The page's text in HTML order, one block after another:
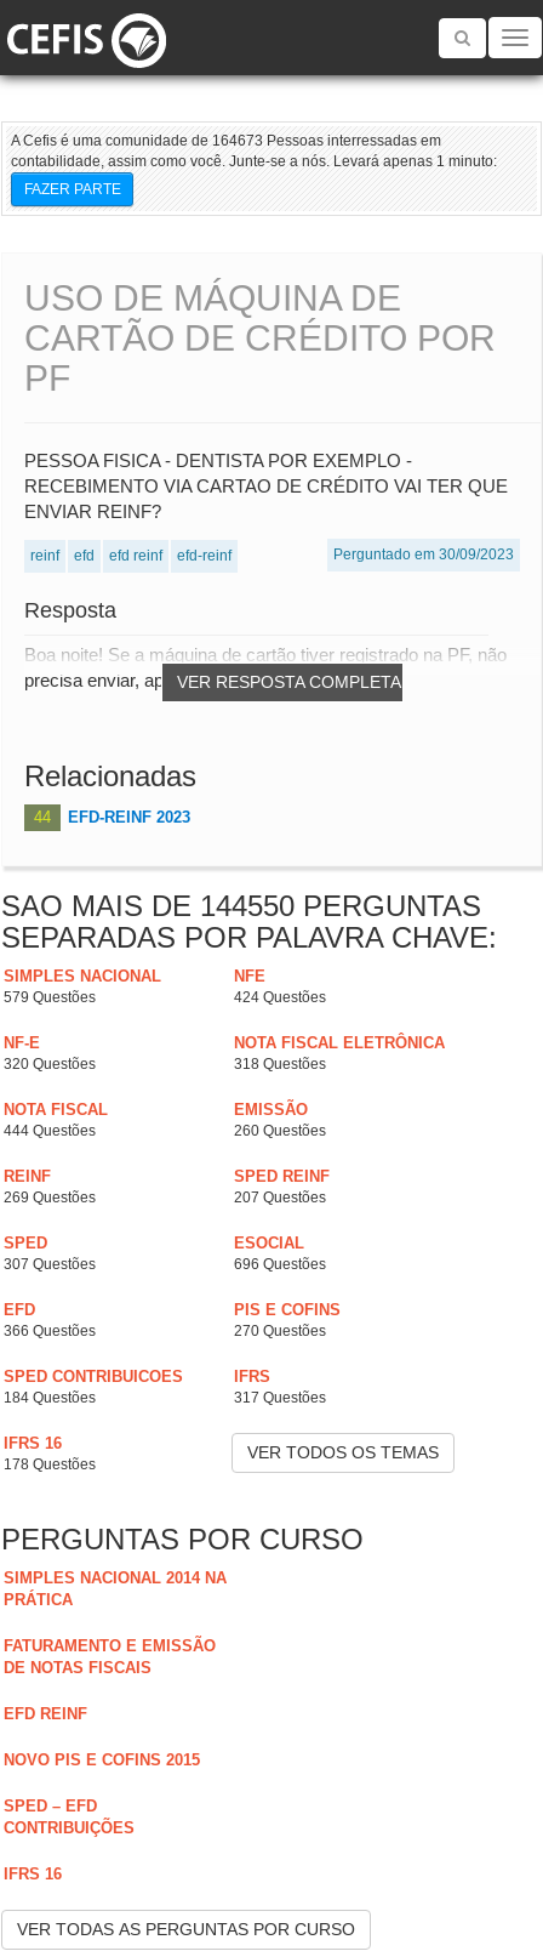
Toggle
A Cefis é uma comunidade de 164673 Pessoas interressadas em
contabilidade, assim como você. Junte-se a nós. Levará apenas 1 minuto:
FAZER PARTE
USO DE MÁQUINA DE
CARTÃO DE CRÉDITO POR
PF
PESSOA FISICA - DENTISTA POR EXEMPLO -
RECEBIMENTO VIA CARTAO DE CRÉDITO VAI TER QUE
ENVIAR REINF?
reinf efd efd reinf efd-reinf Perguntado em 30/09/2023
Resposta
VER RESPOSTA COMPLETA
Boa noite! Se a máquina de cartão tiver registrado na PF, não
precisa enviar, apenas as empresas que...
Relacionadas
44 EFD-REINF 2023
SAO MAIS DE 144550 PERGUNTAS
SEPARADAS POR PALAVRA CHAVE:
SIMPLES NACIONAL
579 Questões
NFE
424 Questões
NF-E
320 Questões
NOTA FISCAL ELETRÔNICA
318 Questões
NOTA FISCAL
444 Questões
EMISSÃO
260 Questões
REINF
269 Questões
SPED REINF
207 Questões
SPED
307 Questões
ESOCIAL
696 Questões
EFD
366 Questões
PIS E COFINS
270 Questões
SPED CONTRIBUICOES
184 Questões
IFRS
317 Questões
IFRS 16
178 Questões
VER TODOS OS TEMAS
PERGUNTAS POR CURSO
SIMPLES NACIONAL 2014 NA
PRÁTICA
FATURAMENTO E EMISSÃO
DE NOTAS FISCAIS
EFD REINF
NOVO PIS E COFINS 2015
SPED – EFD
CONTRIBUIÇÕES
IFRS 16
VER TODAS AS PERGUNTAS POR CURSO